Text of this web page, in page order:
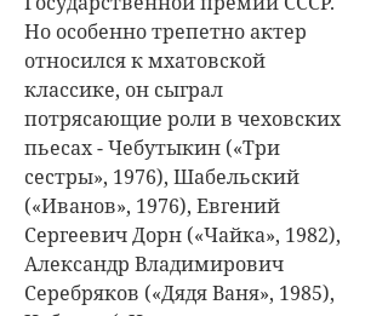
Но особенно трепетно актер
относился к мхатовской
классике, он сыграл
потрясающие роли в чеховских
пьесах - Чебутыкин («Три
сестры», 1976), Шабельский
(«Иванов», 1976), Евгений
Сергеевич Дорн («Чайка», 1982),
Александр Владимирович
Серебряков («Дядя Ваня», 1985),